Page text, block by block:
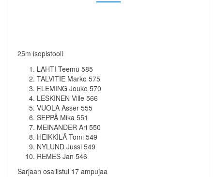
25m isopistooli
LAHTI Teemu 585
TALVITIE Marko 575
FLEMING Jouko 570
LESKINEN Ville 566
VUOLA Asser 555
SEPPÄ Mika 551
MEINANDER Ari 550
HEIKKILÄ Tomi 549
NYLUND Jussi 549
REMES Jan 546
Sarjaan osallistui 17 ampujaa